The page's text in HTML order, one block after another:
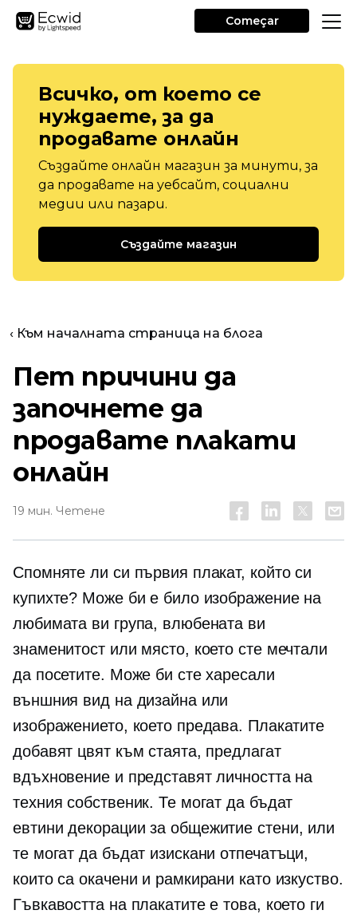
Começar
Всичко, от което се
нуждаете, за да
продавате онлайн
Създайте онлайн магазин за минути, за
да продавате на уебсайт, социални
медии или пазари.
Създайте магазин
‹ Към началната страница на блога
Пет причини да
започнете да
продавате плакати
онлайн
19 мин. Четене
Спомняте ли си първия плакат, който си
купихте? Може би е било изображение на
любимата ви група, влюбената ви
знаменитост или място, което сте мечтали
да посетите. Може би сте харесали
външния вид на дизайна или
изображението, което предава. Плакатите
добавят цвят към стаята, предлагат
вдъхновение и представят личността на
техния собственик. Те могат да бъдат
евтини декорации за общежитие стени, или
те могат да бъдат изискани отпечатъци,
които са окачени и рамкирани като изкуство.
Гъвкавостта на плакатите е това, което ги